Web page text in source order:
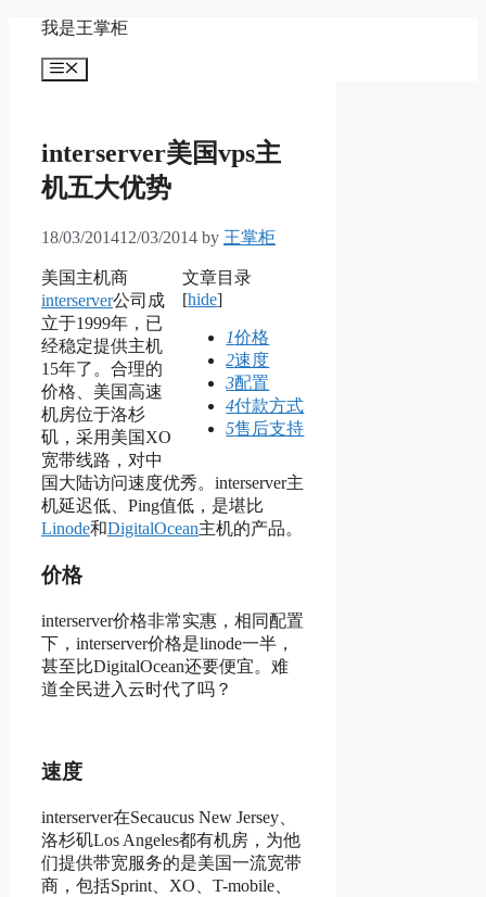
content
我是王掌柜
Menu
interserver美国vps主
机五大优势
18/03/201412/03/2014 by 王掌柜
文章目录
[hide]
1价格
2速度
3配置
4付款方式
5售后支持
美国主机商
interserver公司成
立于1999年，已
经稳定提供主机
15年了。合理的
价格、美国高速
机房位于洛杉
矶，采用美国XO
宽带线路，对中
国大陆访问速度优秀。interserver主
机延迟低、Ping值低，是堪比
Linode和DigitalOcean主机的产品。
价格
interserver价格非常实惠，相同配置
下，interserver价格是linode一半，
甚至比DigitalOcean还要便宜。难
道全民进入云时代了吗？
速度
interserver在Secaucus New Jersey、
洛杉矶Los Angeles都有机房，为他
们提供带宽服务的是美国一流宽带
商，包括Sprint、XO、T-mobile、